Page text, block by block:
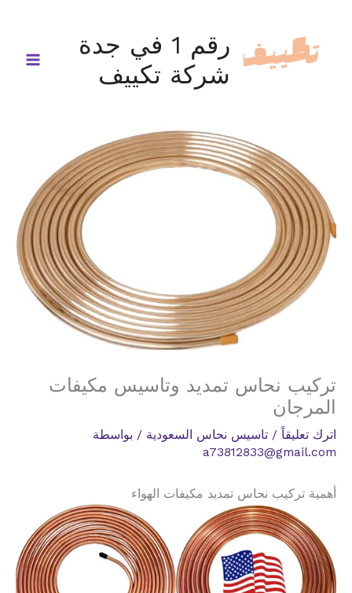
المحتوى
رقم 1 في جدة
شركة تكييف
تركيب نحاس تمديد وتاسيس مكيفات
المرجان
اترك تعليقاً / تاسيس نحاس السعودية / بواسطة
a73812833@gmail.com
أهمية تركيب نحاس تمديد مكيفات الهواء